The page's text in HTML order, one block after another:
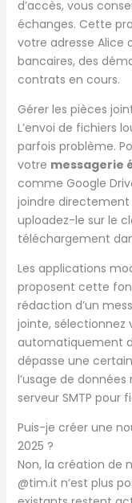
d’accès, vous
échanges. Cette
votre adresse Alice
bancaires, des
contrats en cours.
Gérer les pièces
L’envoi de fichiers
parfois problème.
votre messagerie
comme Google
joindre
uploadez-le sur le
téléchargement
Les applications
proposent cette
rédaction d’un
jointe, sélectionnez
automatiquement
dépasse une
l’usage de
serveur SMTP pour
Puis-je créer une
2025 ?
Non, la création de
@tim.it n’est plus